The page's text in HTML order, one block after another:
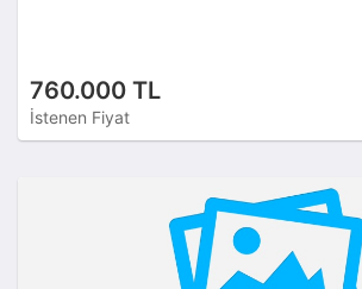
760.000 TL
İstenen Fiyat